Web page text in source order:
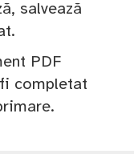
salvează
PDF
completat